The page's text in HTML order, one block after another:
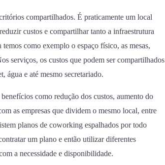
compartilhados. É praticamente um local
custos e compartilhar tanto a infraestrutura
como exemplo o espaço físico, as mesas,
serviços, os custos que podem ser compartilhados
água e até mesmo secretariado.
como redução dos custos, aumento do
as empresas que dividem o mesmo local, entre
planos de coworking espalhados por todo
um plano e então utilizar diferentes
a necessidade e disponibilidade.